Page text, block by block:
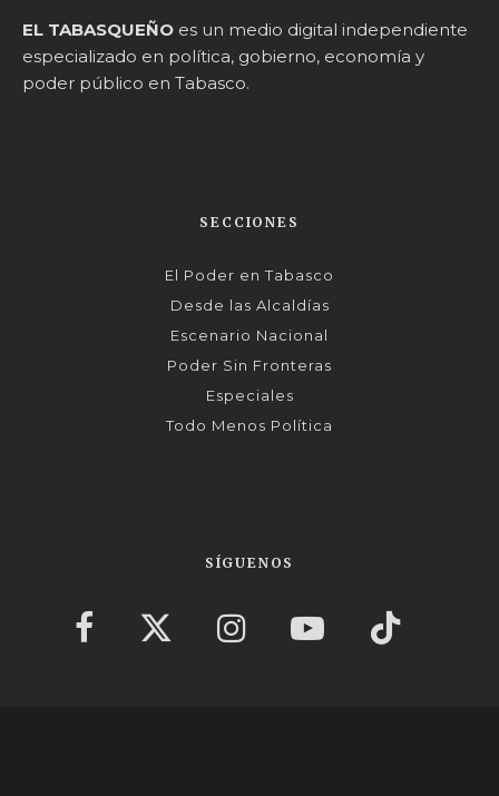
EL TABASQUEÑO es un medio digital independiente
especializado en política, gobierno, economía y
poder público en Tabasco.
SECCIONES
El Poder en Tabasco
Desde las Alcaldías
Escenario Nacional
Poder Sin Fronteras
Especiales
Todo Menos Política
SÍGUENOS